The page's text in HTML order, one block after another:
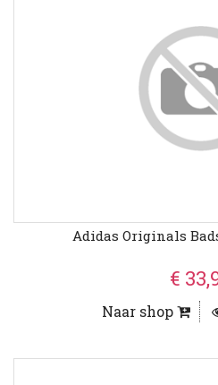
Adidas Originals
€
Naar shop